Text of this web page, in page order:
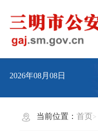
2026年08月08日
当前位置：首页